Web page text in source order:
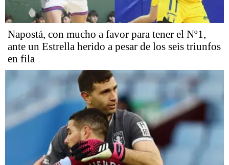
Napostá, con mucho a favor para tener el Nº1,
ante un Estrella herido a pesar de los seis triunfos
en fila